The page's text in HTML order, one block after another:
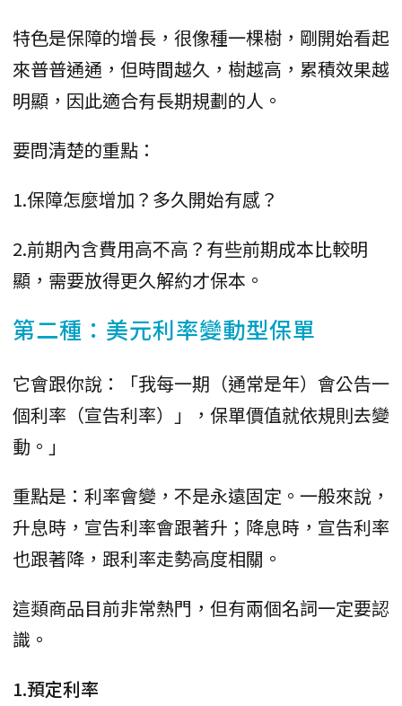
特色是保障的增長，很像種一棵樹，剛開始看起
來普普通通，但時間越久，樹越高，累積效果越
明顯，因此適合有長期規劃的人。
要問清楚的重點：
1.保障怎麼增加？多久開始有感？
2.前期內含費用高不高？有些前期成本比較明
顯，需要放得更久解約才保本。
第二種：美元利率變動型保單
它會跟你說：「我每一期（通常是年）會公告一
個利率（宣告利率）」，保單價值就依規則去變
動。」
重點是：利率會變，不是永遠固定。一般來說，
升息時，宣告利率會跟著升；降息時，宣告利率
也跟著降，跟利率走勢高度相關。
這類商品目前非常熱門，但有兩個名詞一定要認
識。
1.預定利率